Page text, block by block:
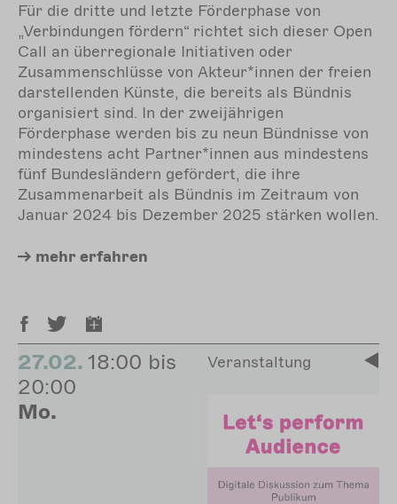
Für die dritte und letzte Förderphase von
„Verbindungen fördern“ richtet sich dieser Open
Call an überregionale Initiativen oder
Zusammenschlüsse von Akteur*innen der freien
darstellenden Künste, die bereits als Bündnis
organisiert sind. In der zweijährigen
Förderphase werden bis zu neun Bündnisse von
mindestens acht Partner*innen aus mindestens
fünf Bundesländern gefördert, die ihre
Zusammenarbeit als Bündnis im Zeitraum von
Januar 2024 bis Dezember 2025 stärken wollen.
mehr erfahren
27.02. 18:00 bis
20:00
Mo.
Veranstaltung